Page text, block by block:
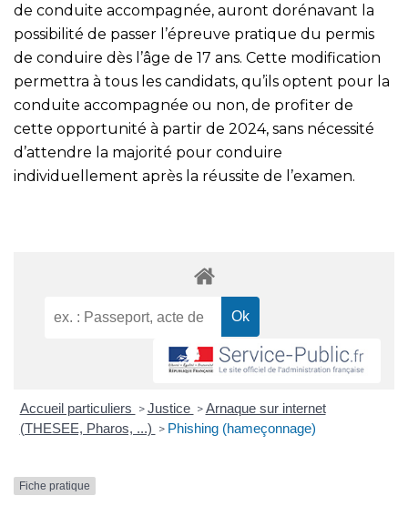
de conduite accompagnée, auront dorénavant la
possibilité de passer l’épreuve pratique du permis
de conduire dès l’âge de 17 ans. Cette modification
permettra à tous les candidats, qu’ils optent pour la
conduite accompagnée ou non, de profiter de
cette opportunité à partir de 2024, sans nécessité
d’attendre la majorité pour conduire
individuellement après la réussite de l’examen.
Accueil particuliers > Justice > Arnaque sur internet
(THESEE, Pharos, ...) > Phishing (hameçonnage)
Fiche pratique